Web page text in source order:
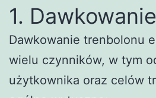
1. Dawkowanie
Dawkowanie trenbolonu
wielu czynników, w tym
użytkownika oraz celów